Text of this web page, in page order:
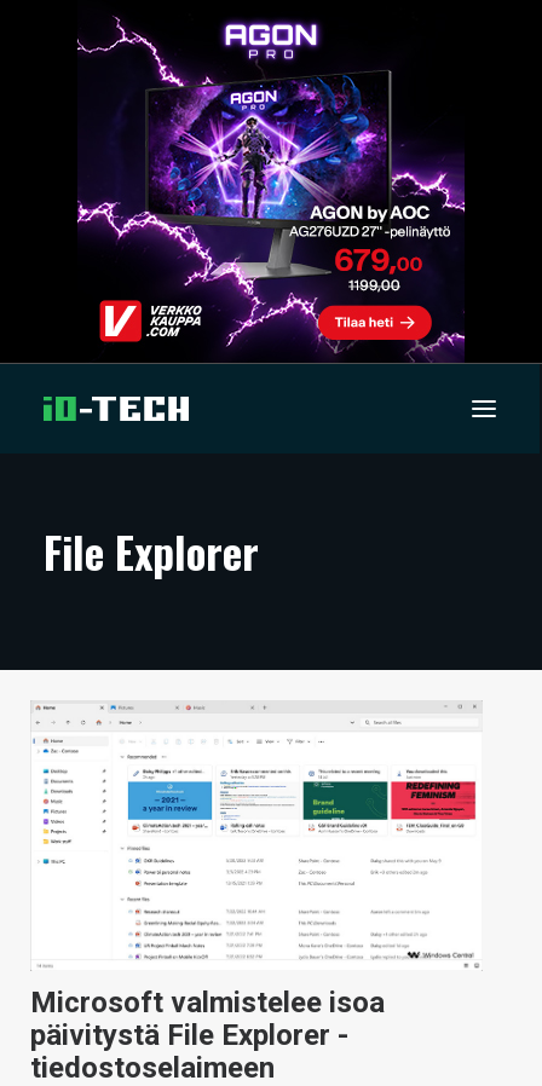
ARTIKKELIT
TECHBBS
TIETOA
HINTA.FI
KAUPPA
VAIHDA TEEMA
HAKU
File Explorer
Microsoft valmistelee isoa
päivitystä File Explorer -
tiedostoselaimeen